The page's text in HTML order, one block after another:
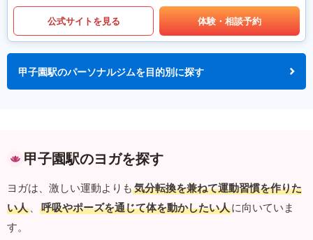
公式サイトを見る 体験・相談予約
甲子園駅のパーソナルジムを目的別に探す
甲子園駅のヨガを探す
ヨガは、激しい運動よりも 気分転換を兼ねて運動習慣を作りた
い人 、 呼吸やポーズを通じて体を動かしたい人に向いていま
す。